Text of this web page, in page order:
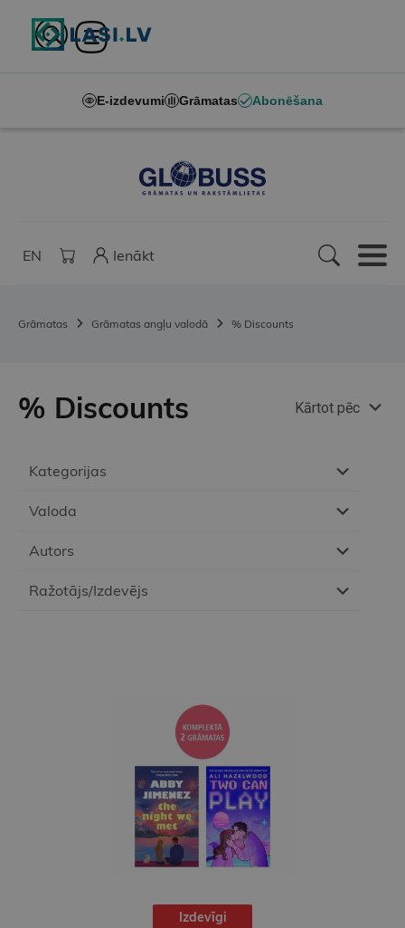
E-izdevumi Grāmatas Abonēšana
EN Ienākt
Grāmatas Grāmatas angļu valodā % Discounts
Kategorijas
Valoda
Autors
Ražotājs/Izdevējs
% Discounts Kārtot pēc
Izdevīgi